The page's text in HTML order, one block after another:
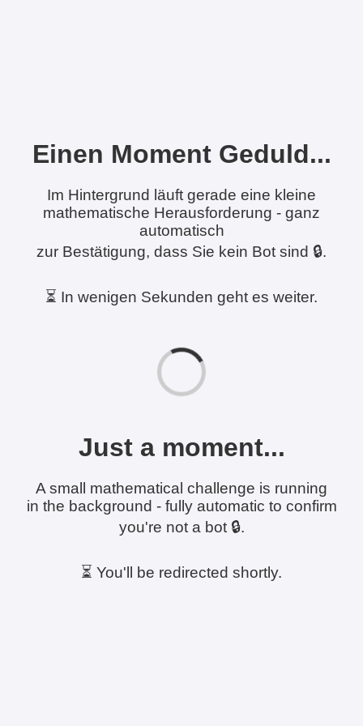
Einen Moment Geduld...
Im Hintergrund läuft gerade eine kleine
mathematische Herausforderung - ganz
automatisch
zur Bestätigung, dass Sie kein Bot sind 🔒.
⏳ In wenigen Sekunden geht es weiter.
Just a moment...
A small mathematical challenge is running
in the background - fully automatic to confirm
you're not a bot 🔒.
⏳ You'll be redirected shortly.